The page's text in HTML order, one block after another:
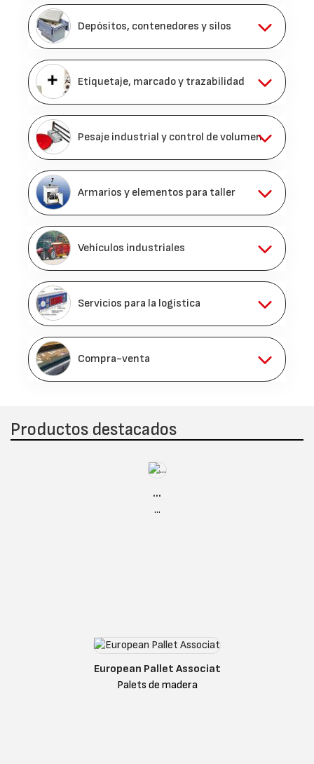
Depósitos, contenedores y silos
Etiquetaje, marcado y trazabilidad
Pesaje industrial y control de volumen
Armarios y elementos para taller
Vehículos industriales
Servicios para la logística
Compra-venta
Productos destacados
...
...
European Pallet Associat
Palets de madera